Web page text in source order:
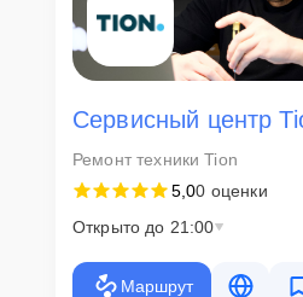
Сервисный центр
Ремонт техники Tion
5,00 оценки
Открыто до 21:00
Маршрут